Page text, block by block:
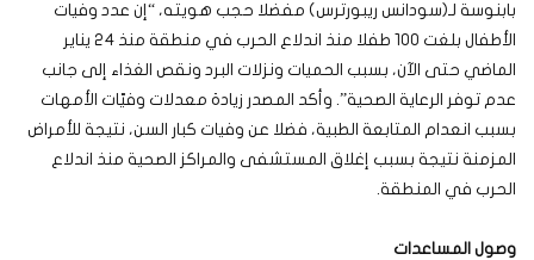
بابنوسة لـ(سودانس ريبورترس) مفضلا حجب هويته، “إن عدد وفيات
الأطفال بلغت 100 طفلا منذ اندلاع الحرب في منطقة منذ ٢٤ يناير
الماضي حتى الآن، بسبب الحميات ونزلات البرد ونقص الغذاء إلى جانب
عدم توفر الرعاية الصحية”. وأكد المصدر زيادة معدلات وفيّات الأمهات
بسبب انعدام المتابعة الطبية، فضلا عن وفيات كبار السن، نتيجة للأمراض
المزمنة نتيجة بسبب إغلاق المستشفى والمراكز الصحية منذ اندلاع
الحرب في المنطقة.
وصول المساعدات